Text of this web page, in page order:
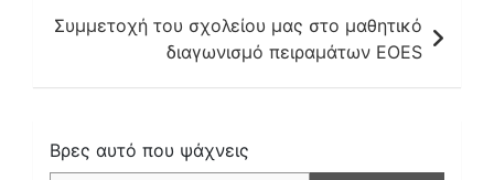
Συμμετοχή του σχολείου μας στο μαθητικό
διαγωνισμό πειραμάτων EOES
Βρες αυτό που ψάχνεις